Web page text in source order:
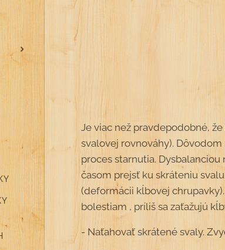
Je viac než pravdepodobné,
svalovej rovnováhy).
proces starnutia.
časom prejsť ku skráteniu
(deformácii kĺbovej
bolestiam , príliš sa zaťažujú
- Naťahovať skrátené svaly.